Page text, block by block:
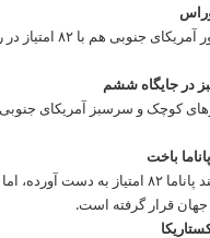
هندوراس
در جایگاه ششم
باخت
ونزوئلا با اینکه همانند
قرار گرفته است.